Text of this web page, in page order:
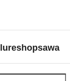
lureshopsawa